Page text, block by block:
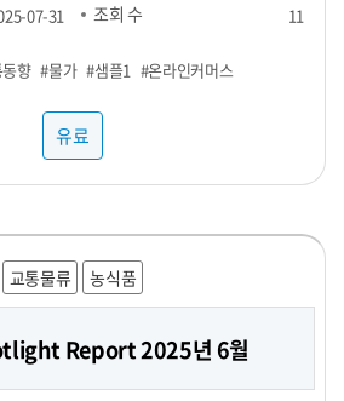
07-31 조회 수 11
향 #물가 #샘플1 #온라인커머스
유료
교통물류 농식품
Report 2025년 6월